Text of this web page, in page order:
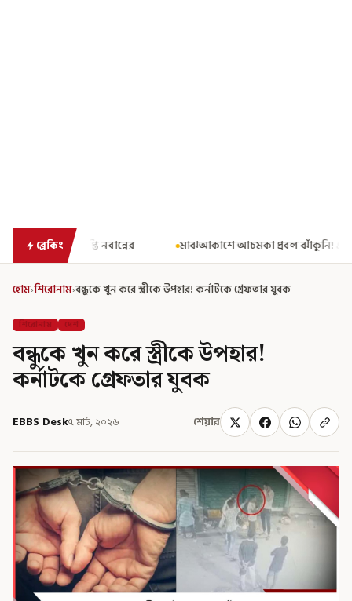
ব্রেকিংমাঝআকাশে আচমকা প্রবল ঝাঁকুনি! এয়ার ইন্ডিয়ার উড়ানে আতঙ্ক
হোম›শিরোনাম›বন্ধুকে খুন করে স্ত্রীকে উপহার! কর্নাটকে গ্রেফতার যুবক
শিরোনাম দেশ
বন্ধুকে খুন করে স্ত্রীকে উপহার!
কর্নাটকে গ্রেফতার যুবক
EBBS Desk৭ মার্চ, ২০২৬ শেয়ার